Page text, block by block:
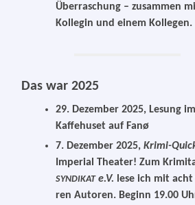
Überraschung – zusam­men
Kollegin und einem Kollegen.
Das war 2025
29. Dezember 2025, Lesung im
Kaffehuset auf Fanø
7. Dezember 2025,Krimi-
Imperial Theater! Zum
SYNDIKATe.V. lese ich mit
ren Autoren. Beginn 19.00